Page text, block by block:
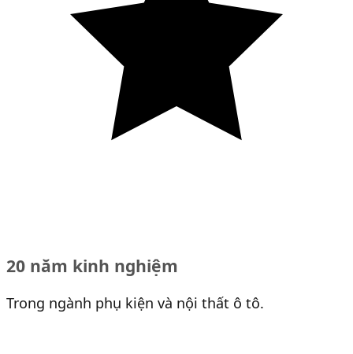
20 năm kinh nghiệm
Trong ngành phụ kiện và nội thất ô tô.